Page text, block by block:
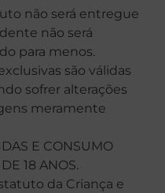
não será entregue
não será
para menos.
são válidas
sofrer alterações
meramente
E CONSUMO
18 ANOS.
da Criança e